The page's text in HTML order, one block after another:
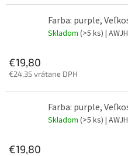
Farba: purple,
Skladom (>5 ks) |
€19,80
€24,35 vrátane DPH
Farba: purple,
Skladom (>5 ks) |
€19,80